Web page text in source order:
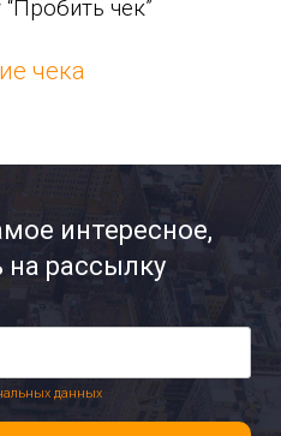
чек”
чека
интересное,
рассылку
данных